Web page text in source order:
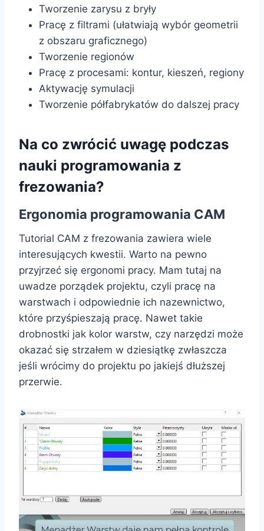
Tworzenie zarysu z bryły
Pracę z filtrami (ułatwiają wybór geometrii
z obszaru graficznego)
Tworzenie regionów
Pracę z procesami: kontur, kieszeń, regiony
Aktywację symulacji
Tworzenie półfabrykatów do dalszej pracy
Na co zwrócić uwagę podczas
nauki programowania z
frezowania?
Ergonomia programowania CAM
Tutorial CAM z frezowania zawiera wiele
interesujących kwestii. Warto na pewno
przyjrzeć się ergonomi pracy. Mam tutaj na
uwadze porządek projektu, czyli pracę na
warstwach i odpowiednie ich nazewnictwo,
które przyśpieszają pracę. Nawet takie
drobnostki jak kolor warstw, czy narzędzi może
okazać się strzałem w dziesiątkę zwłaszcza
jeśli wrócimy do projektu po jakiejś dłuższej
przerwie.